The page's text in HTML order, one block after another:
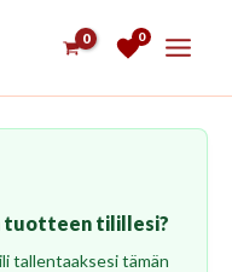
0
tuotteen tilillesi?
tallentaaksesi tämän